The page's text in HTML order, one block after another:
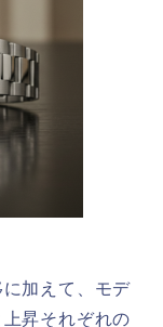
加えて、モデ
昇それぞれの